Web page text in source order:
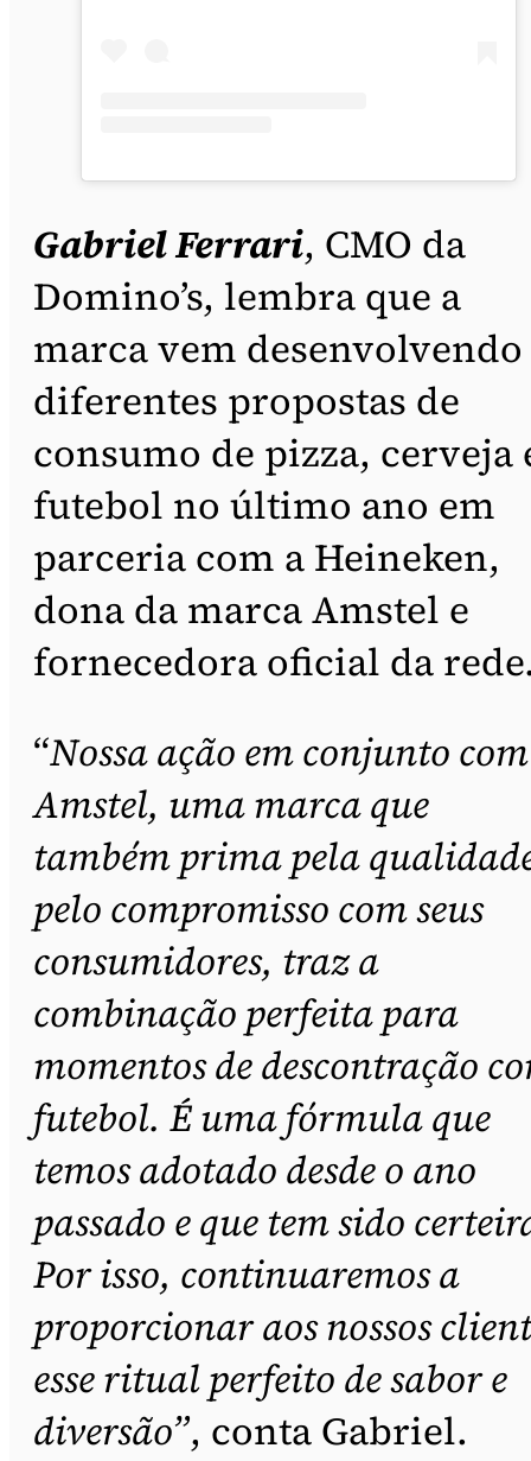
Gabriel Ferrari, CMO da
Domino’s, lembra que a
marca vem desenvolvendo
diferentes propostas de
consumo de pizza, cerveja
futebol no último ano em
parceria com a Heineken,
dona da marca Amstel e
fornecedora oficial da
“Nossa ação em conjunto
Amstel, uma marca que
também prima pela
pelo compromisso com seus
consumidores, traz a
combinação perfeita para
momentos de descontração
futebol. É uma fórmula que
temos adotado desde o ano
passado e que tem sido
Por isso, continuaremos a
proporcionar aos nossos
esse ritual perfeito de sabor e
diversão”, conta Gabriel.